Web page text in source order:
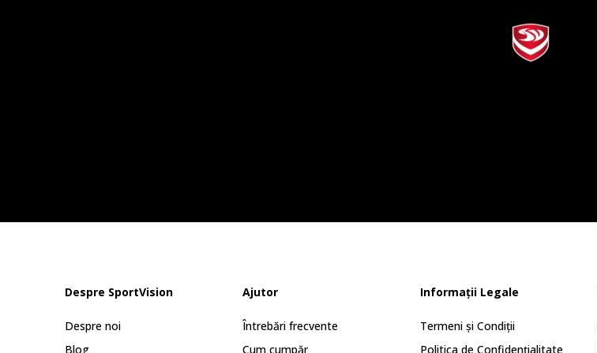
Despre SportVision
Despre noi
Blog
Ajutor
Întrebări frecvente
Cum cumpăr
Informații Legale
Termeni și Condiții
Politica de Confidențialitate